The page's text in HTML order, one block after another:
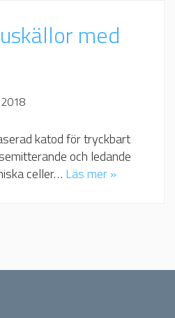
med
katod för tryckbart
och ledande
celler… Läs mer »